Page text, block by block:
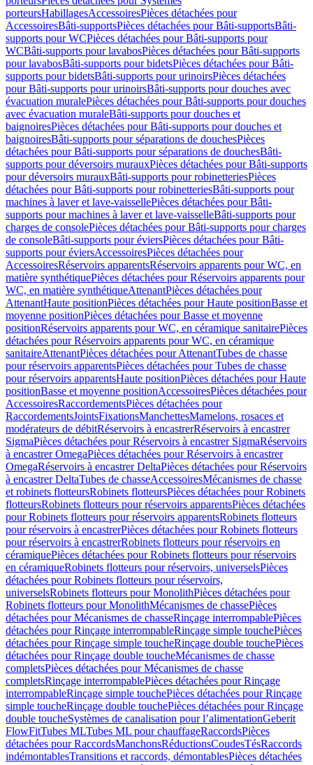
porteursHabillagesAccessoiresPièces détachées pour
AccessoiresBâti-supportsPièces détachées pour Bâti-supportsBâti-
supports pour WCPièces détachées pour Bâti-supports pour
WCBâti-supports pour lavabosPièces détachées pour Bâti-supports
pour lavabosBâti-supports pour bidetsPièces détachées pour Bâti-
supports pour bidetsBâti-supports pour urinoirsPièces détachées
pour Bâti-supports pour urinoirsBâti-supports pour douches avec
évacuation muralePièces détachées pour Bâti-supports pour douches
avec évacuation muraleBâti-supports pour douches et
baignoiresPièces détachées pour Bâti-supports pour douches et
baignoiresBâti-supports pour séparations de douchesPièces
détachées pour Bâti-supports pour séparations de douchesBâti-
supports pour déversoirs murauxPièces détachées pour Bâti-supports
pour déversoirs murauxBâti-supports pour robinetteriesPièces
détachées pour Bâti-supports pour robinetteriesBâti-supports pour
machines à laver et lave-vaissellePièces détachées pour Bâti-
supports pour machines à laver et lave-vaisselleBâti-supports pour
charges de consolePièces détachées pour Bâti-supports pour charges
de consoleBâti-supports pour éviersPièces détachées pour Bâti-
supports pour éviersAccessoiresPièces détachées pour
AccessoiresRéservoirs apparentsRéservoirs apparents pour WC, en
matière synthétiquePièces détachées pour Réservoirs apparents pour
WC, en matière synthétiqueAttenantPièces détachées pour
AttenantHaute positionPièces détachées pour Haute positionBasse et
moyenne positionPièces détachées pour Basse et moyenne
positionRéservoirs apparents pour WC, en céramique sanitairePièces
détachées pour Réservoirs apparents pour WC, en céramique
sanitaireAttenantPièces détachées pour AttenantTubes de chasse
pour réservoirs apparentsPièces détachées pour Tubes de chasse
pour réservoirs apparentsHaute positionPièces détachées pour Haute
positionBasse et moyenne positionAccessoiresPièces détachées pour
AccessoiresRaccordementsPièces détachées pour
RaccordementsJointsFixationsManchettesMamelons, rosaces et
modérateurs de débitRéservoirs à encastrerRéservoirs à encastrer
SigmaPièces détachées pour Réservoirs à encastrer SigmaRéservoirs
à encastrer OmegaPièces détachées pour Réservoirs à encastrer
OmegaRéservoirs à encastrer DeltaPièces détachées pour Réservoirs
à encastrer DeltaTubes de chasseAccessoiresMécanismes de chasse
et robinets flotteursRobinets flotteursPièces détachées pour Robinets
flotteursRobinets flotteurs pour réservoirs apparentsPièces détachées
pour Robinets flotteurs pour réservoirs apparentsRobinets flotteurs
pour réservoirs à encastrerPièces détachées pour Robinets flotteurs
pour réservoirs à encastrerRobinets flotteurs pour réservoirs en
céramiquePièces détachées pour Robinets flotteurs pour réservoirs
en céramiqueRobinets flotteurs pour réservoirs, universelsPièces
détachées pour Robinets flotteurs pour réservoirs,
universelsRobinets flotteurs pour MonolithPièces détachées pour
Robinets flotteurs pour MonolithMécanismes de chassePièces
détachées pour Mécanismes de chasseRinçage interrompablePièces
détachées pour Rinçage interrompableRinçage simple touchePièces
détachées pour Rinçage simple toucheRinçage double touchePièces
détachées pour Rinçage double toucheMécanismes de chasse
completsPièces détachées pour Mécanismes de chasse
completsRinçage interrompablePièces détachées pour Rinçage
interrompableRinçage simple touchePièces détachées pour Rinçage
simple toucheRinçage double touchePièces détachées pour Rinçage
double toucheSystèmes de canalisation pour l’alimentationGeberit
FlowFitTubes MLTubes ML pour chauffageRaccordsPièces
détachées pour RaccordsManchonsRéductionsCoudesTésRaccords
indémontablesTransitions et raccords, démontablesPièces détachées